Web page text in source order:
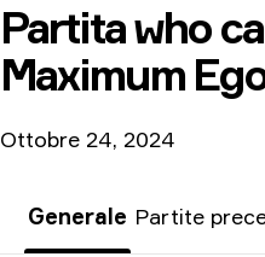
Partitawho
Maximum
Ottobre 24, 2024
Generale Partite